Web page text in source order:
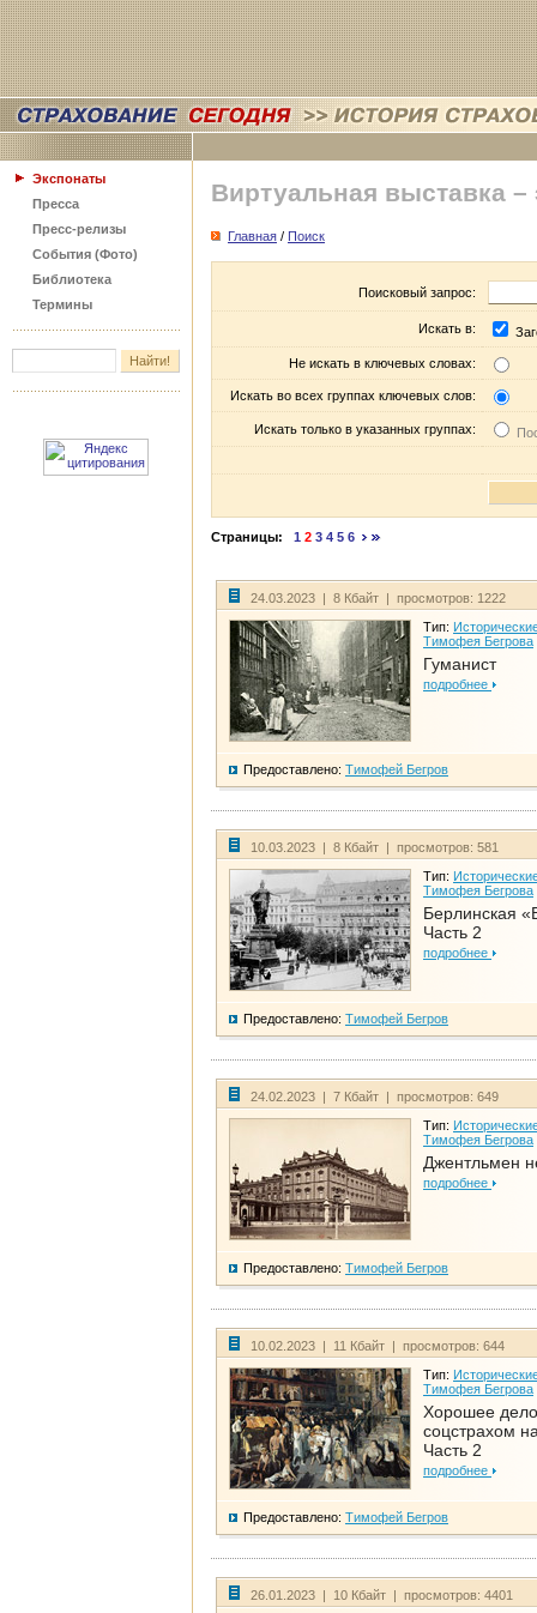
Экспонаты
Пресса
Пресс-релизы
События (Фото)
Библиотека
Термины
Виртуальная выставка –
Главная / Поиск
Поисковый запрос:
Искать в:
Не искать в ключевых словах:
Искать во всех группах ключевых слов:
Искать только в указанных группах:
Страницы: 1 2 3 4 5 6
24.03.2023 | 8 Кбайт | просмотров: 1222
Тип:
Тимофея Бегрова
Гуманист
подробнее
Предоставлено: Тимофей Бегров
10.03.2023 | 8 Кбайт | просмотров: 581
Тип:
Тимофея Бегрова
Берлинская
Часть 2
подробнее
Предоставлено: Тимофей Бегров
24.02.2023 | 7 Кбайт | просмотров: 649
Тип:
Тимофея Бегрова
Джентльмен
подробнее
Предоставлено: Тимофей Бегров
10.02.2023 | 11 Кбайт | просмотров: 644
Тип:
Тимофея Бегрова
Хорошее дело
соцстрахом
Часть 2
подробнее
Предоставлено: Тимофей Бегров
26.01.2023 | 10 Кбайт | просмотров: 4401